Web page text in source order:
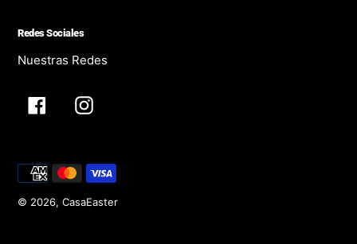
Redes Sociales
Nuestras Redes
FacebookInstagram
© 2026, CasaEaster
Métodos
de
pago